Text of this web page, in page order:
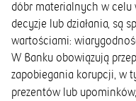
dóbr materialnych w celu
decyzje lub działania, są
wartościami:
W Banku obowiązują
zapobiegania korupcji, w
prezentów lub upominków,